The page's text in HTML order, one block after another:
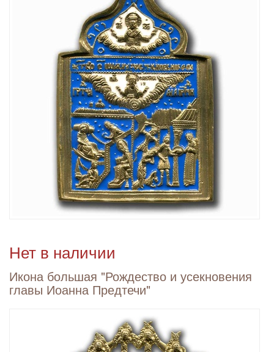
Нет в наличии
Икона большая "Рождество и усекновения
главы Иоанна Предтечи"